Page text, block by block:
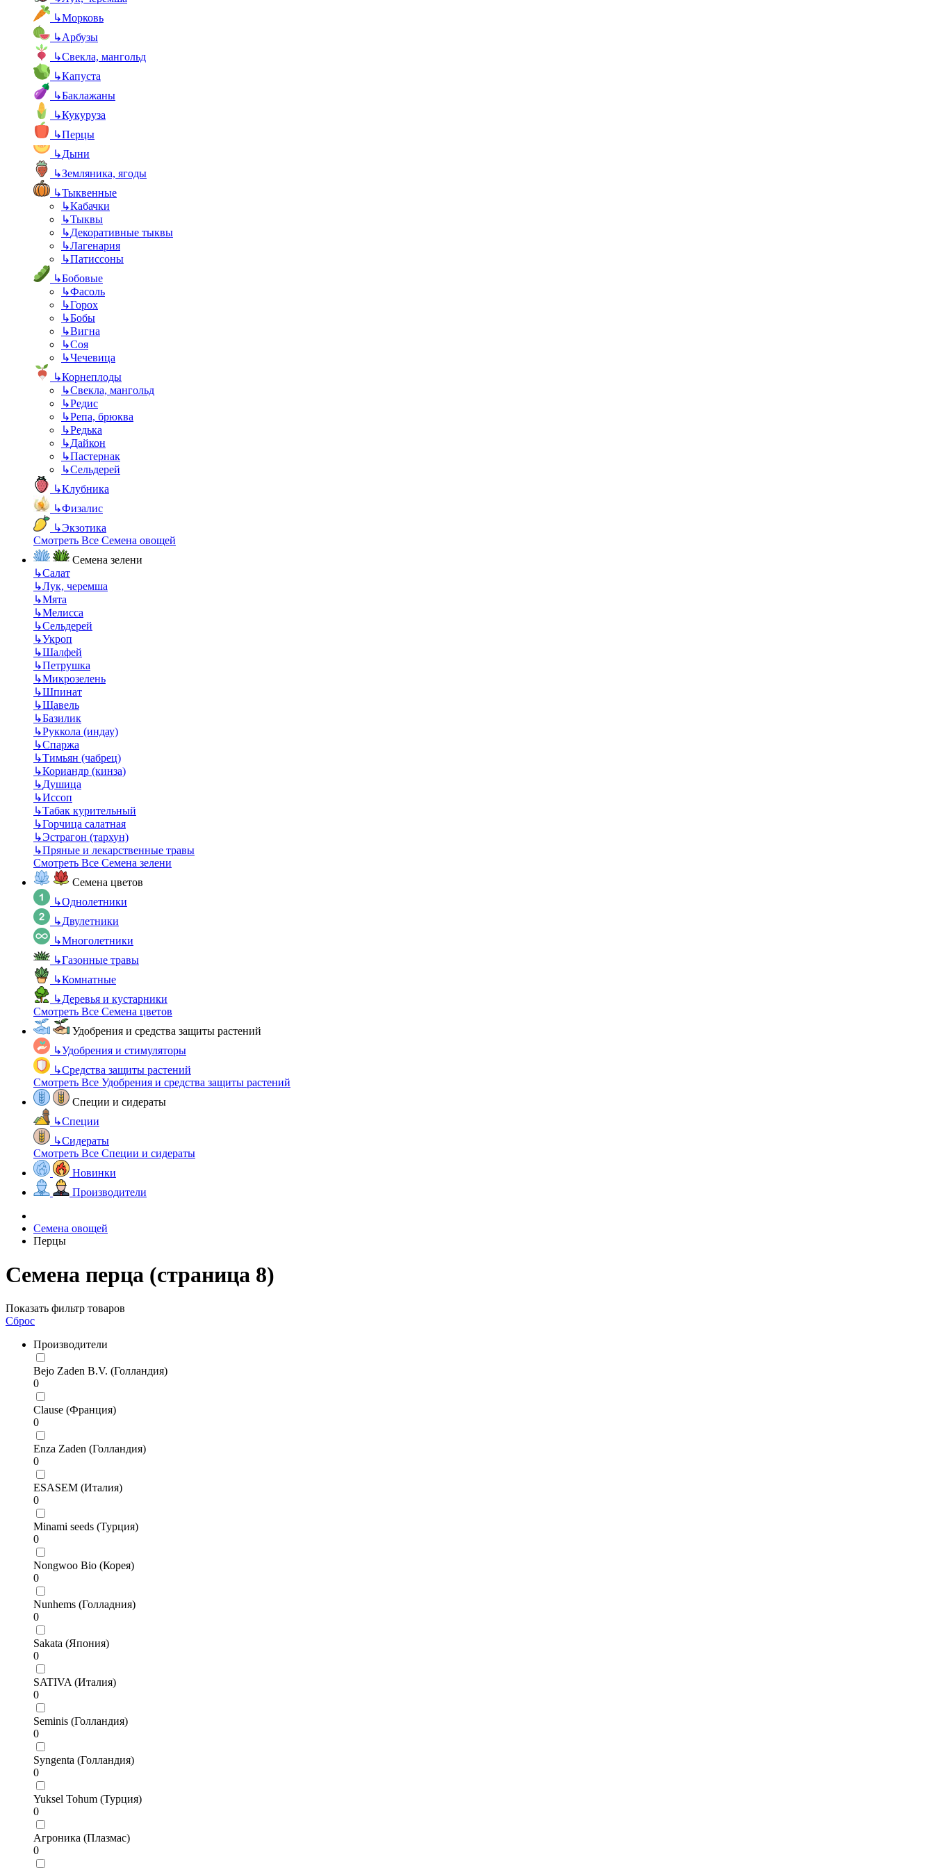
↳Морковь
↳Арбузы
↳Свекла, мангольд
↳Капуста
↳Баклажаны
↳Кукуруза
↳Перцы
↳Дыни
↳Земляника, ягоды
↳Тыквенные
↳Кабачки
↳Тыквы
↳Декоративные тыквы
↳Лагенария
↳Патиссоны
↳Бобовые
↳Фасоль
↳Горох
↳Бобы
↳Вигна
↳Соя
↳Чечевица
↳Корнеплоды
↳Свекла, мангольд
↳Редис
↳Репа, брюква
↳Редька
↳Дайкон
↳Пастернак
↳Сельдерей
↳Клубника
↳Физалис
↳Экзотика
Смотреть Все Семена овощей
Семена зелени
↳Салат
↳Лук, черемша
↳Мята
↳Мелисса
↳Сельдерей
↳Укроп
↳Шалфей
↳Петрушка
↳Микрозелень
↳Шпинат
↳Щавель
↳Базилик
↳Руккола (индау)
↳Спаржа
↳Тимьян (чабрец)
↳Кориандр (кинза)
↳Душица
↳Иссоп
↳Табак курительный
↳Горчица салатная
↳Эстрагон (тархун)
↳Пряные и лекарственные травы
Смотреть Все Семена зелени
Семена цветов
↳Однолетники
↳Двулетники
↳Многолетники
↳Газонные травы
↳Комнатные
↳Деревья и кустарники
Смотреть Все Семена цветов
Удобрения и средства защиты растений
↳Удобрения и стимуляторы
↳Средства защиты растений
Смотреть Все Удобрения и средства защиты растений
Специи и сидераты
↳Специи
↳Сидераты
Смотреть Все Специи и сидераты
Новинки
Производители
Семена овощей
Перцы
Семена перца (страница 8)
Показать фильтр товаров
Сброс
Производители
Bejo Zaden B.V. (Голландия)
0
Clause (Франция)
0
Enza Zaden (Голландия)
0
ESASEM (Италия)
0
Minami seeds (Турция)
0
Nongwoo Bio (Корея)
0
Nunhems (Голладния)
0
Sakata (Япония)
0
SATIVA (Италия)
0
Seminis (Голландия)
0
Syngenta (Голландия)
0
Yuksel Tohum (Турция)
0
Агроника (Плазмас)
0